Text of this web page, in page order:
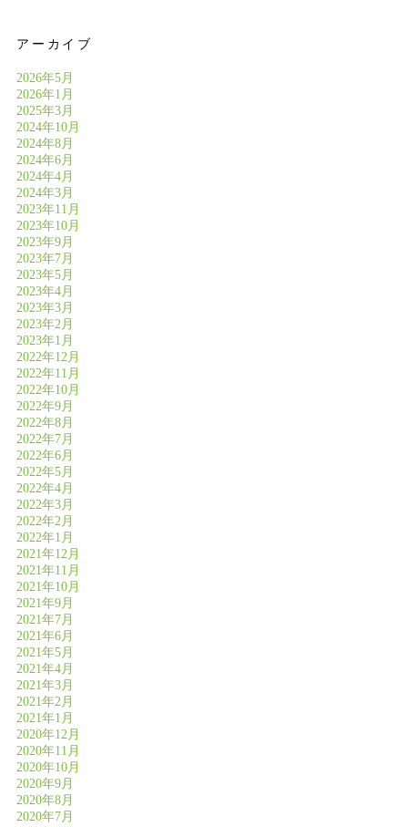
アーカイブ
2026年5月
2026年1月
2025年3月
2024年10月
2024年8月
2024年6月
2024年4月
2024年3月
2023年11月
2023年10月
2023年9月
2023年7月
2023年5月
2023年4月
2023年3月
2023年2月
2023年1月
2022年12月
2022年11月
2022年10月
2022年9月
2022年8月
2022年7月
2022年6月
2022年5月
2022年4月
2022年3月
2022年2月
2022年1月
2021年12月
2021年11月
2021年10月
2021年9月
2021年7月
2021年6月
2021年5月
2021年4月
2021年3月
2021年2月
2021年1月
2020年12月
2020年11月
2020年10月
2020年9月
2020年8月
2020年7月